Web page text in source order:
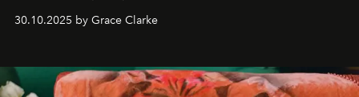
30.10.2025 by Grace Clarke